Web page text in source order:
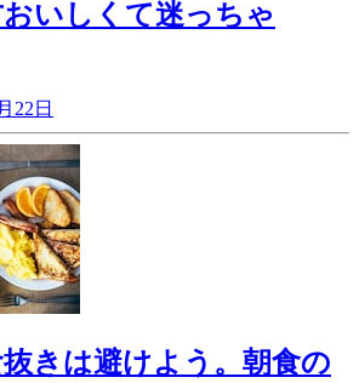
いしくて迷っちゃ
22日
きは避けよう。朝食の